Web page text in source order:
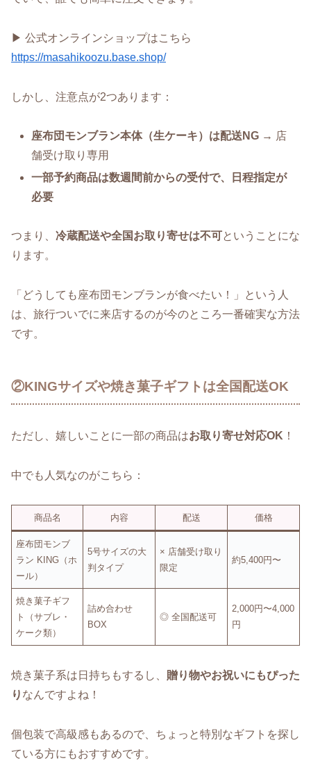
▶ 公式オンラインショップはこちら
https://masahikoozu.base.shop/
しかし、注意点が2つあります：
座布団モンブラン本体（生ケーキ）は配送NG → 店
舗受け取り専用
一部予約商品は数週間前からの受付で、日程指定が
必要
つまり、 冷蔵配送や全国お取り寄せは不可ということにな
ります。
「どうしても座布団モンブランが食べたい！」という人
は、旅行ついでに来店するのが今のところ一番確実な方法
です。
②KINGサイズや焼き菓子ギフトは全国配送OK
ただし、嬉しいことに一部の商品はお取り寄せ対応OK ！
中でも人気なのがこちら：
商品名 内容 配送 価格
座布団モンブ
ラン KING（ホ
ール）
5号サイズの大
判タイプ
× 店舗受け取り
限定
約5,400円〜
焼き菓子ギフ
ト（サブレ・
ケーク類）
詰め合わせ
BOX
◎ 全国配送可
2,000円〜4,000
円
焼き菓子系は日持ちもするし、 贈り物やお祝いにもぴった
り なんですよね！
個包装で高級感もあるので、ちょっと特別なギフトを探し
ている方にもおすすめです。